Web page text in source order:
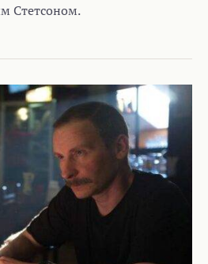
Стетсоном.